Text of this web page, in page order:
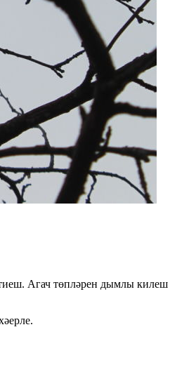
Агач төпләрен дымлы килеш